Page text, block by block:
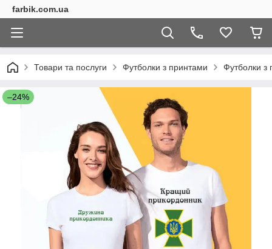
farbik.com.ua
Товари та послуги Футболки з принтами Футболки з
–24%